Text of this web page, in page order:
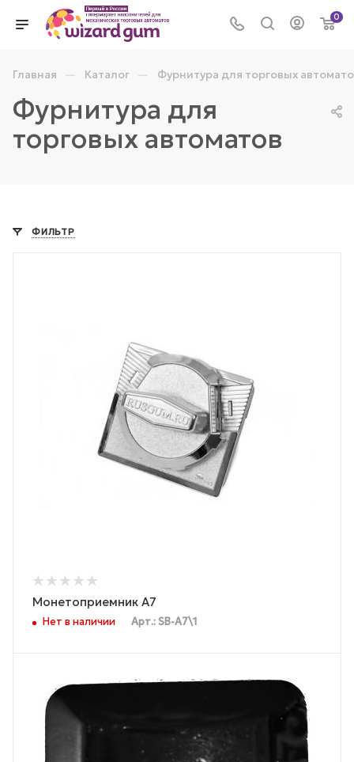
0
Главная — Каталог — Фурнитура для торговых
Фурнитура для
торговых автоматов
ФИЛЬТР
Монетоприемник А7
Нет в наличии Арт.: SB-A7\1